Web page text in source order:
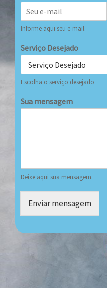
Informe aqui seu e-mail.
Serviço Desejado
Escolha o serviço desejado
Sua mensagem
Deixe aqui sua mensagem.
Enviar mensagem